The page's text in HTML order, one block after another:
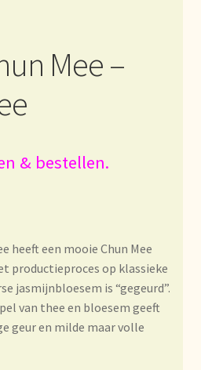
de gros de thé !
Mee –
& bestellen.
heeft een mooie Chun Mee
productieproces op klassieke
jasmijnbloesem is “gegeurd”.
van thee en bloesem geeft
geur en milde maar volle